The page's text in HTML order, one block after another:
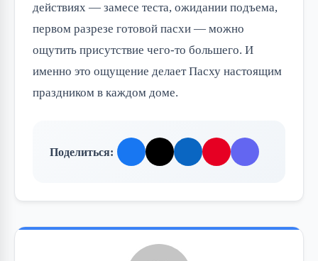
действиях — замесе теста, ожидании подъема,
первом разрезе готовой пасхи — можно
ощутить присутствие чего-то большего. И
именно это ощущение делает Пасху настоящим
праздником в каждом доме.
Поделиться: